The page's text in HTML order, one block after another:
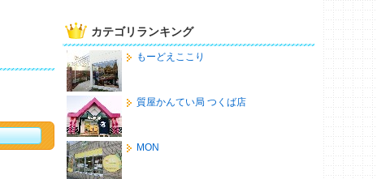
索
カテゴリランキング
もーどえここり
質屋かんてい局 つくば店
MON